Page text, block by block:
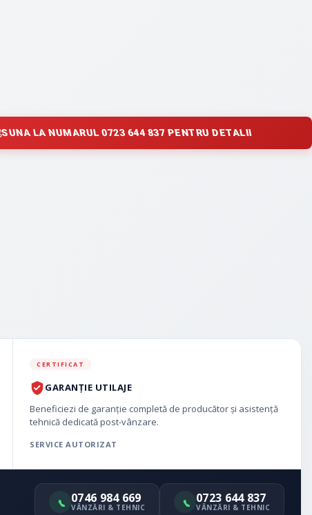
SUNA LA NUMARUL 0723 644 837 PENTRU DETALII
CERTIFICAT
GARANȚIE UTILAJE
Beneficiezi de garanție completă de producător și asistență
tehnică dedicată post-vânzare.
SERVICE AUTORIZAT
0746 984 669
VÂNZĂRI & TEHNIC
0723 644 837
VÂNZĂRI & TEHNIC